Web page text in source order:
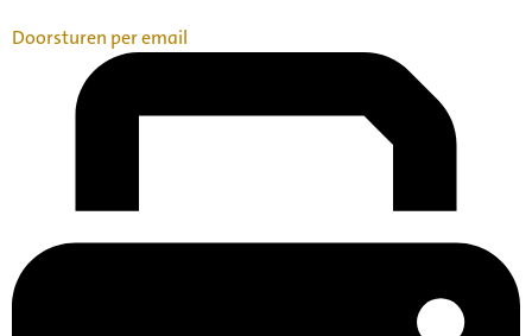
Doorsturen per email